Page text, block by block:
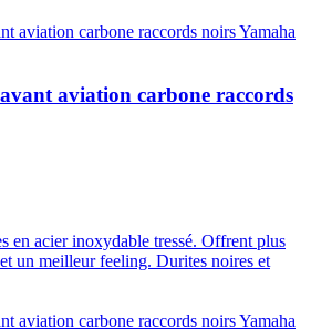
aviation carbone raccords
en acier inoxydable tressé. Offrent plus
un meilleur feeling. Durites noires et